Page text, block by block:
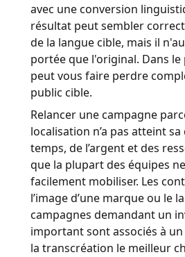
avec une conversion
résultat peut sembler
de la langue cible, mais il
portée que l'original. Dans le
peut vous faire perdre
public cible.
Relancer une campagne
localisation n’a pas atteint
temps, de l’argent et des
que la plupart des équipes
facilement mobiliser. Les
l’image d’une marque ou le
campagnes demandant un
important sont associés à
la transcréation le meilleur